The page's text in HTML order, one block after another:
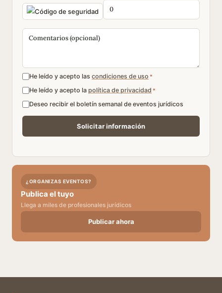
He leído y acepto las condiciones de uso *
He leído y acepto la política de privacidad *
Deseo recibir el boletín semanal de eventos jurídicos
¿ORGANIZAS EVENTOS?
Publica el tuyo
Llega a miles de profesionales jurídicos
Publicar ahora